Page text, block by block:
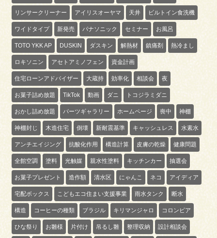
リンサークリーナー アイリスオーヤマ 天井 ビルトイン食洗機
ワイドタイプ 新発売 パナソニック セミナー お風呂
TOTO YKK AP DUSKIN ダスキン 解熱材 鎮痛剤 熱冷まし
ロキソニン アセトアミノフェン 資金計画
住宅ローンアドバイザー 大蔵持 効率化 相談会 夜
お菓子詰め放題 TikTok 動画 ダニ トコジラミダニ
おかし詰め放題 パーツギャラリー ホームページ 喪中 神棚
神棚封じ 木造住宅 倒壊 新耐震基準 キャッシュレス 水素水
アンチエイジング 抗酸化作用 構造計算 皮膚の乾燥 健康問題
全館空調 塗料 光触媒 親水性塗料 キッチンカー 抽選会
お菓子プレゼント 造作額 清水区 にゃんこ ネコ アイディア
宅配ボックス こどもエコ住まい支援事業 雨水タンク 断水
構造 コーヒーの種類 ブラジル キリマンジャロ コロンビア
ひな祭り お雛様 片付け 吊るし雛 整理収納 設計相談会